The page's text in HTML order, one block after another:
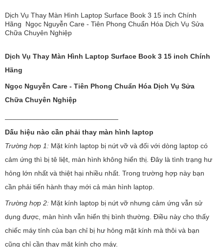
Dịch Vụ Thay Màn Hình Laptop Surface Book 3 15 inch Chính
Hãng Ngọc Nguyễn Care - Tiên Phong Chuẩn Hóa Dịch Vụ Sửa
Chữa Chuyên Nghiệp
Dịch Vụ Thay Màn Hình Laptop Surface Book 3 15 inch Chính
Hãng
Ngọc Nguyễn Care - Tiên Phong Chuẩn Hóa Dịch Vụ Sửa
Chữa Chuyên Nghiệp
Dấu hiệu nào cần phải thay màn hình laptop
Trường hợp 1: Mặt kính laptop bị nứt vỡ và đối với dòng laptop có
cảm ứng thì bị tê liệt, màn hình không hiển thị. Đây là tình trạng hư
hỏng lớn nhất và thiệt hại nhiều nhất. Trong trường hợp này bạn
cần phải tiến hành thay mới cả màn hình laptop.
Trường hợp 2: Mặt kính laptop bị nứt vỡ nhưng cảm ứng vẫn sử
dụng được, màn hình vẫn hiển thị bình thường. Điều này cho thấy
chiếc máy tính của bạn chỉ bị hư hỏng mặt kính mà thôi và bạn
cũng chỉ cần thay mặt kính cho máy.